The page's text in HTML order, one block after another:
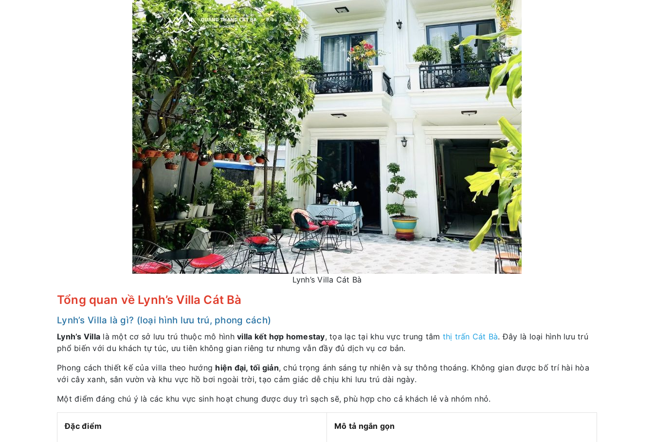
Lynh’s Villa Cát Bà
Tổng quan về Lynh’s Villa Cát Bà
Lynh’s Villa là gì? (loại hình lưu trú, phong cách)
Lynh’s Villa là một cơ sở lưu trú thuộc mô hình villa kết hợp homestay, tọa lạc tại khu vực trung tâm thị trấn Cát Bà. Đây là loại hình lưu trú
phổ biến với du khách tự túc, ưu tiên không gian riêng tư nhưng vẫn đầy đủ dịch vụ cơ bản.
Phong cách thiết kế của villa theo hướng hiện đại, tối giản, chú trọng ánh sáng tự nhiên và sự thông thoáng. Không gian được bố trí hài hòa
với cây xanh, sân vườn và khu vực hồ bơi ngoài trời, tạo cảm giác dễ chịu khi lưu trú dài ngày.
Một điểm đáng chú ý là các khu vực sinh hoạt chung được duy trì sạch sẽ, phù hợp cho cả khách lẻ và nhóm nhỏ.
Đặc điểm Mô tả ngắn gọn